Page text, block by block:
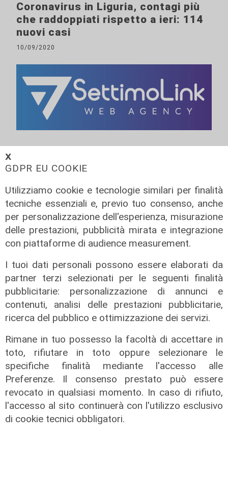
𝗫
GDPR EU COOKIE
Utilizziamo cookie e tecnologie similari per finalità
tecniche essenziali e, previo tuo consenso, anche
per personalizzazione dell'esperienza, misurazione
delle prestazioni, pubblicità mirata e integrazione
con piattaforme di audience measurement.
I tuoi dati personali possono essere elaborati da
partner terzi selezionati per le seguenti finalità
pubblicitarie: personalizzazione di annunci e
contenuti, analisi delle prestazioni pubblicitarie,
ricerca del pubblico e ottimizzazione dei servizi.
Rimane in tuo possesso la facoltà di accettare in
toto, rifiutare in toto oppure selezionare le
specifiche finalità mediante l'accesso alle
Preferenze. Il consenso prestato può essere
revocato in qualsiasi momento. In caso di rifiuto,
l'accesso al sito continuerà con l'utilizzo esclusivo
di cookie tecnici obbligatori.
Coronavirus in Liguria, contagi più
che raddoppiati rispetto a ieri: 114
nuovi casi
10/09/2020
L'esclusiva
Bordilli (Lega): "Favorevole alle
norme anti - maranza. Cpr
necessario per aumentare i
rimpatri"
05/08/2026